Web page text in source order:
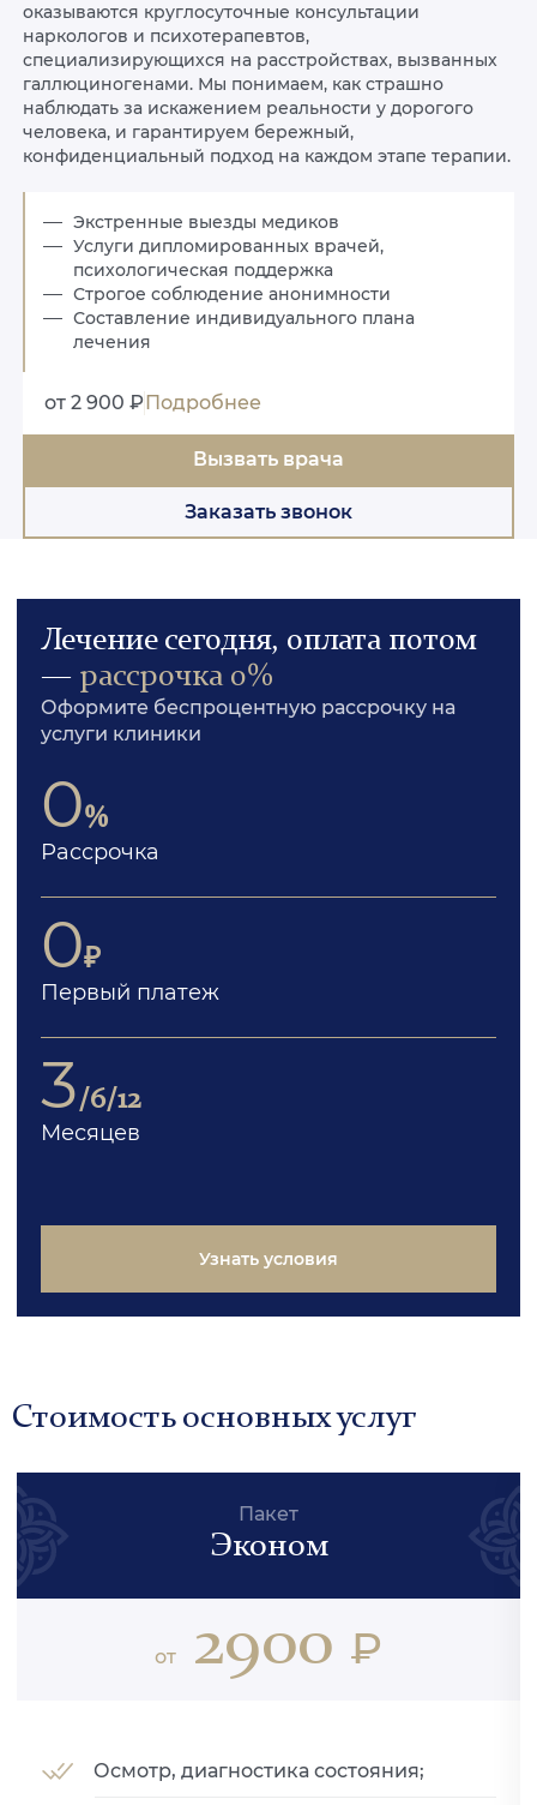
оказываются круглосуточные консультации
наркологов и психотерапевтов,
специализирующихся на расстройствах, вызванных
галлюциногенами. Мы понимаем, как страшно
наблюдать за искажением реальности у дорогого
человека, и гарантируем бережный,
конфиденциальный подход на каждом этапе терапии.
Экстренные выезды медиков
Услуги дипломированных врачей,
психологическая поддержка
Строгое соблюдение анонимности
Составление индивидуального плана
лечения
от 2 900 ₽Подробнее
Вызвать врача
Заказать звонок
Лечение сегодня, оплата потом
— рассрочка 0%
Оформите беспроцентную рассрочку на
услуги клиники
0%
Рассрочка
0₽
Первый платеж
3/6/12
Месяцев
Узнать условия
Стоимость основных услуг
Пакет
Эконом
от 2900 ₽
Осмотр, диагностика состояния;